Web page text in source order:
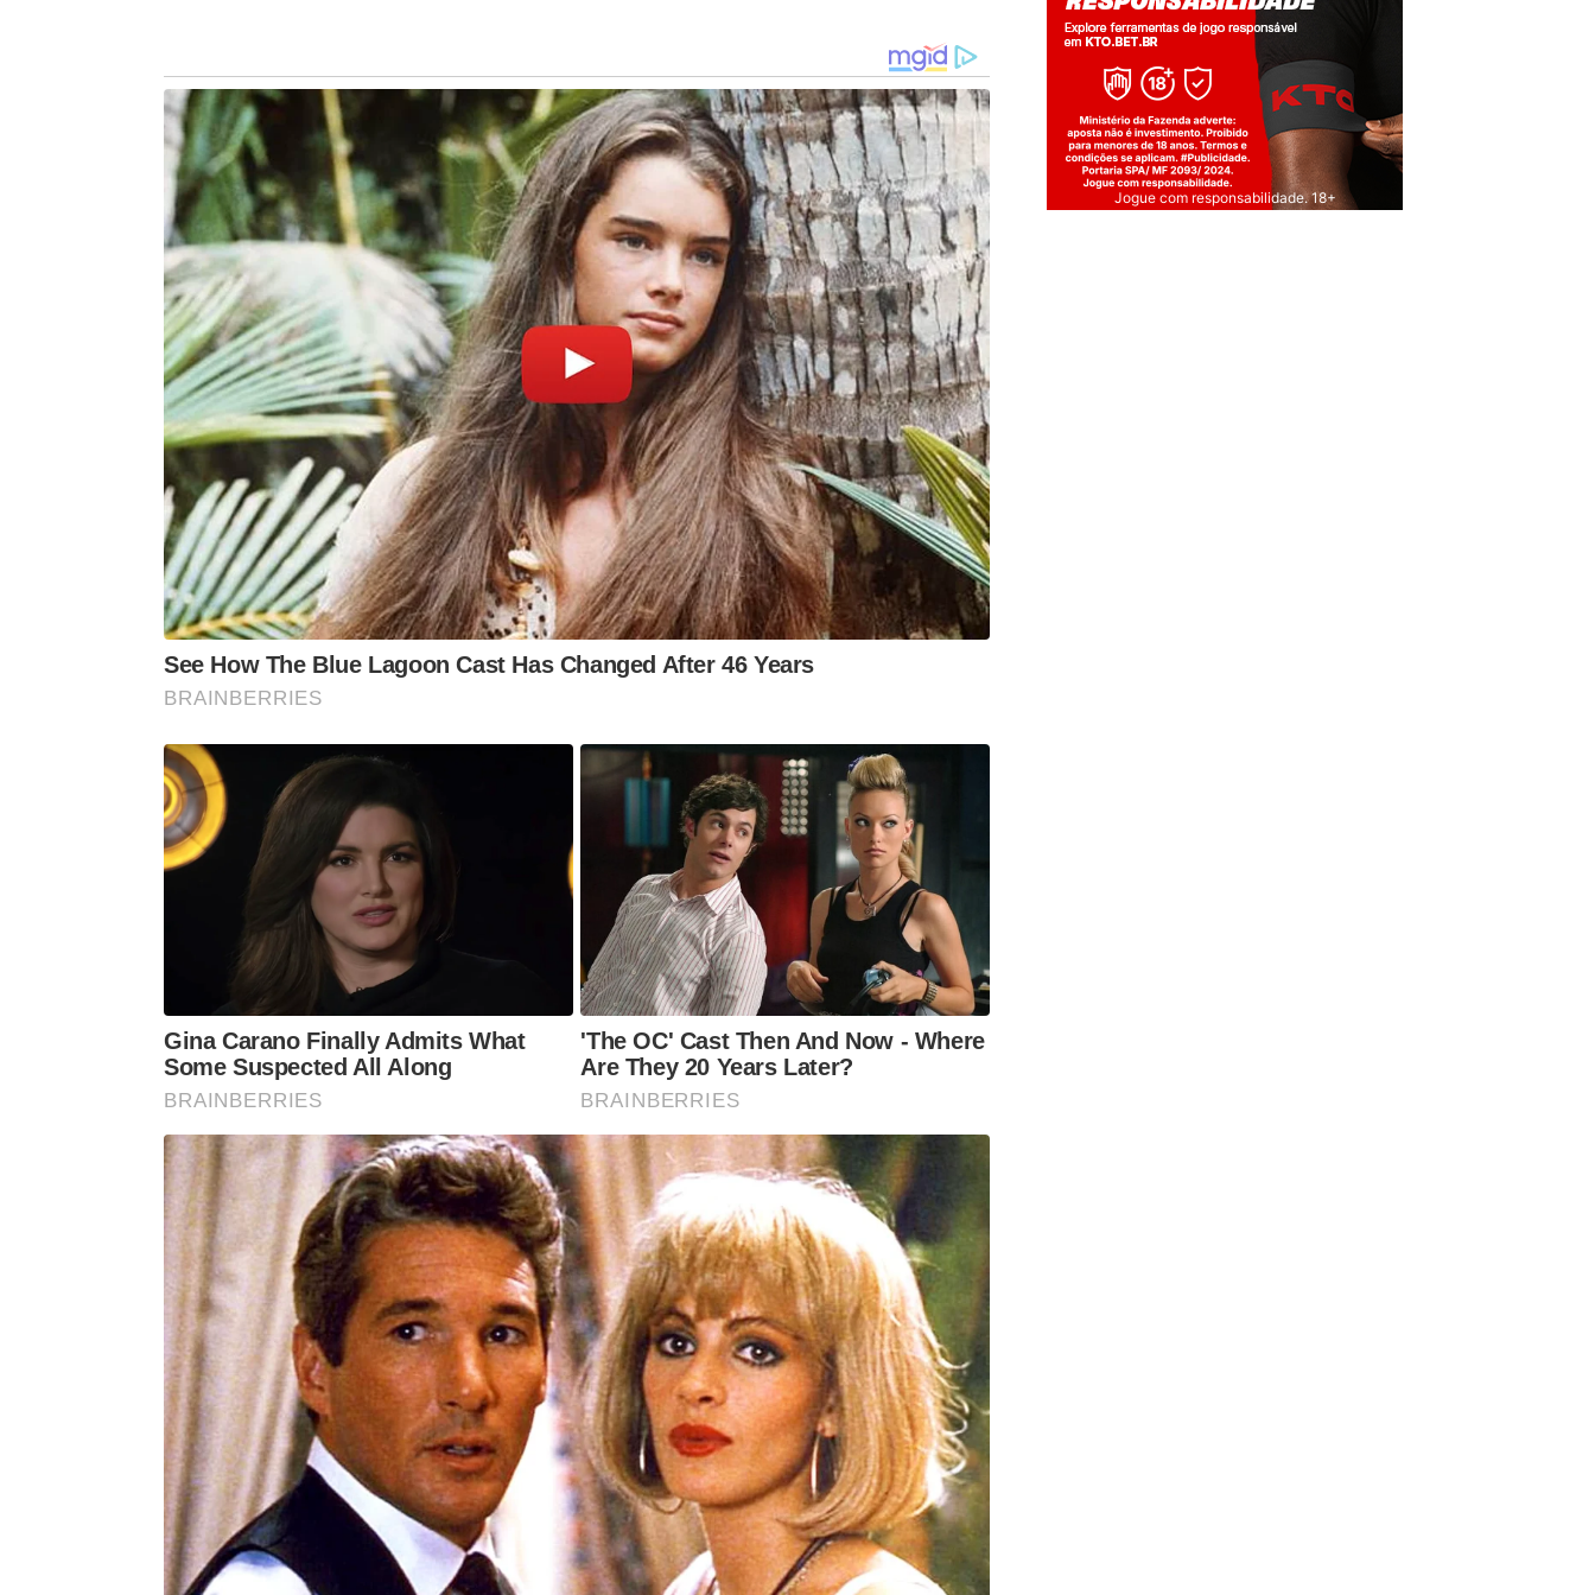
Plantio de mudas e homenagem
Na terça-feira (23), em virtude da celebração da Semana da Árvore e em parceria
com a Secretaria Municipal de Meio Ambiente, também houve o plantio de mudas de
Manacá na UBS Laranjeiras, feito em conjunto com os alunos da Escola Estadual do
Laranjeiras, que fica ao lado da unidade.
Na ocasião, também foi plantada uma muda de Oleandro, em
homenagem ao servidor Leandro Almeida de Carvalho, que
atuou na UBS e faleceu meses atrás. O evento contou com a
bênção do Bispo Wellington.
Estiveram presentes ao plantio das mudas e à visita à
unidade: o prefeito Laércio Ribeiro (PT), a vice-prefeita
Dorinha Machado (MDB), a secretária municipal de Saúde,
Raquel Paiva Drumond, a secretária municipal de Meio
Ambiente, Fernanda Ávila, os vereadores Sassá Misericórdia
(Cidadania), Maria do Sagrado (PT) e Alysson Enfermeiro (Avante), representantes
das Brigadas Florestais Voluntárias e da Brigada da ArcelorMittal.
See How The Blue Lagoon Cast Has Changed After 46 Years
BRAINBERRIES
Gina Carano Finally Admits What
Some Suspected All Along
BRAINBERRIES
'The OC' Cast Then And Now - Where
Are They 20 Years Later?
BRAINBERRIES
Jogue com responsabilidade. 18+